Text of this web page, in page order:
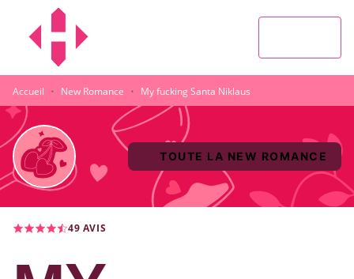
MENU
Accueil · New Romance · My fucking Santa Niklaus
TOUTE LA NEW ROMANCE
49 AVIS